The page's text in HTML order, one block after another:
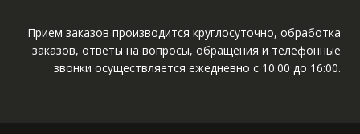
Прием заказов производится круглосуточно, обработка
заказов, ответы на вопросы, обращения и телефонные
звонки осуществляется ежедневно с 10:00 до 16:00.